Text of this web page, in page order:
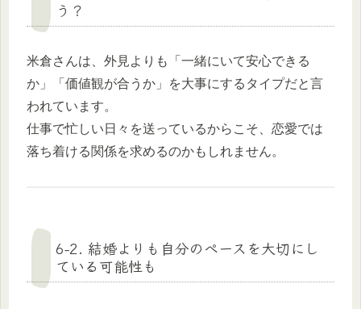
う？
米倉さんは、外見よりも「一緒にいて安心できる
か」「価値観が合うか」を大事にするタイプだと言
われています。
仕事で忙しい日々を送っているからこそ、恋愛では
落ち着ける関係を求めるのかもしれません。
6-2. 結婚よりも自分のペースを大切にし
ている可能性も